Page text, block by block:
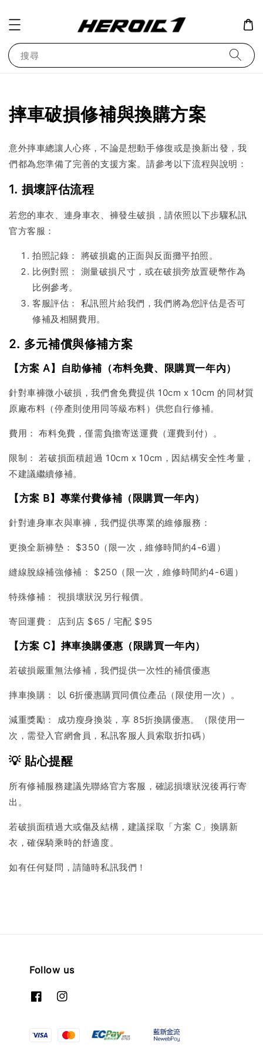
搜尋
摔車破損修補與換購方案
意外摔車總讓人心疼，不論是想動手修復或是換新出發，我
們都為您準備了完善的支援方案。請參考以下流程與說明：
1. 損壞評估流程
若您的車衣、連身車衣、褲發生破損，請依照以下步驟私訊
官方客服：
拍照記錄： 將破損處的正面與反面攤平拍照。
比例對照： 測量破損尺寸，或在破損旁放置硬幣作為
比例參考。
客服評估： 私訊照片給我們，我們將為您評估是否可
修補及相關費用。
2. 多元補償與修補方案
【方案 A】自助修補（布料免費、限購買一年內）
針對車褲微小破損，我們會免費提供 10cm x 10cm 的同材質
原廠布料（停產則使用同等級布料）供您自行修補。
費用： 布料免費，僅需負擔寄送運費（運費到付）。
限制： 若破損面積超過 10cm x 10cm，因結構安全性考量，
不建議繼續修補。
【方案 B】專業付費修補（限購買一年內）
針對連身車衣與車褲，我們提供專業的維修服務：
更換全新褲墊： $350（限一次，維修時間約4-6週）
縫線脫線補強修補： $250（限一次，維修時間約4-6週）
特殊修補： 視損壞狀況另行報價。
寄回運費： 店到店 $65 / 宅配 $95
【方案 C】摔車換購優惠（限購買一年內）
若破損嚴重無法修補，我們提供一次性的補償優惠
摔車換購： 以 6折優惠購買同價位產品（限使用一次）。
減重獎勵： 成功瘦身換裝，享 85折換購優惠。（限使用一
次，需登入官網會員，私訊客服人員索取折扣碼）
💡 貼心提醒
所有修補服務建議先聯絡官方客服，確認損壞狀況後再行寄
出。
若破損面積過大或傷及結構，建議採取「方案 C」換購新
衣，確保騎乘時的舒適度。
如有任何疑問，請隨時私訊我們！
Follow us